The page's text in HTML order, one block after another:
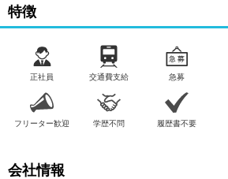
特徴
正社員 交通費支給 急募
フリーター歓迎 学歴不問 履歴書不要
会社情報